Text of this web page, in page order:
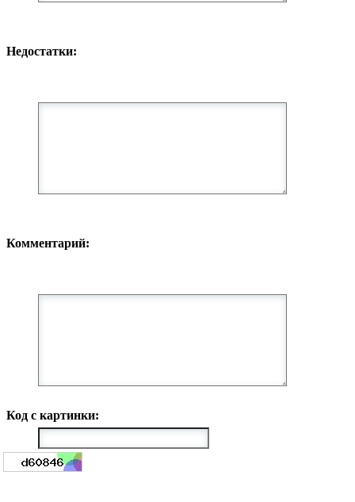
Недостатки:
Комментарий:
Код с картинки: